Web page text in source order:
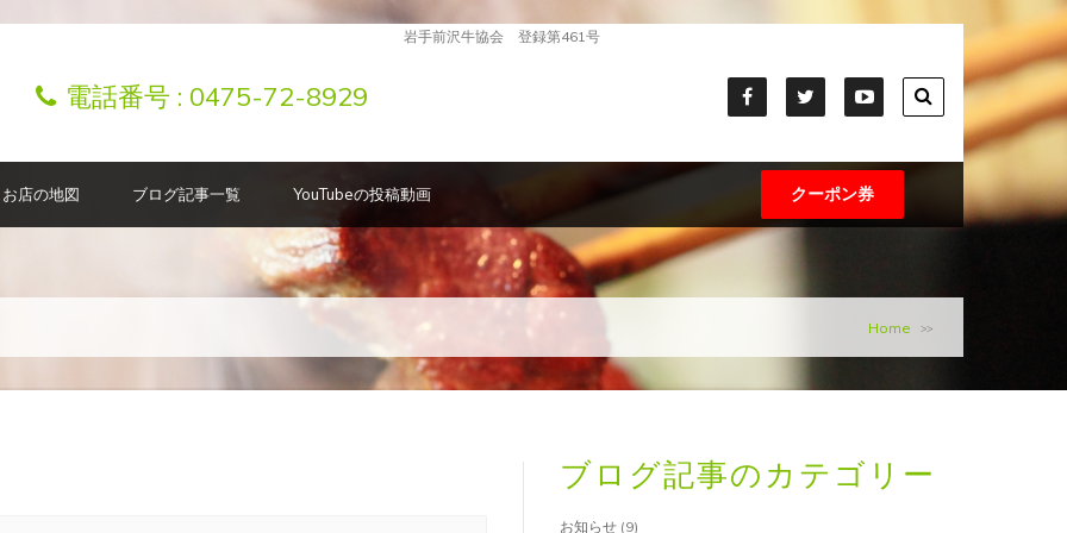
電話番号 : 0475-72-8929
岩手前沢牛協会 登録第461号
お店の地図 ブログ記事一覧 YouTubeの投稿動画 クーポン券
Home >>
ブログ記事のカテゴリー
お知らせ (9)